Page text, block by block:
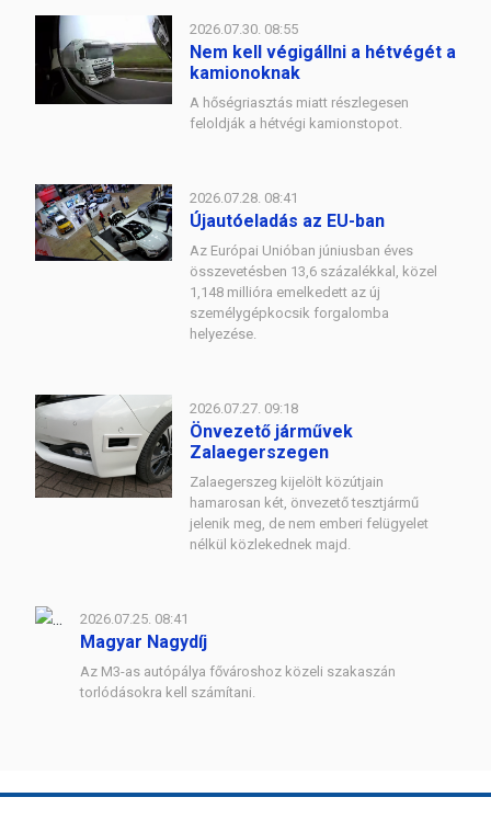
2026.07.30. 08:55
Nem kell végigállni a hétvégét a
kamionoknak
A hőségriasztás miatt részlegesen
feloldják a hétvégi kamionstopot.
2026.07.28. 08:41
Újautóeladás az EU-ban
Az Európai Unióban júniusban éves
összevetésben 13,6 százalékkal, közel
1,148 millióra emelkedett az új
személygépkocsik forgalomba
helyezése.
2026.07.27. 09:18
Önvezető járművek
Zalaegerszegen
Zalaegerszeg kijelölt közútjain
hamarosan két, önvezető tesztjármű
jelenik meg, de nem emberi felügyelet
nélkül közlekednek majd.
2026.07.25. 08:41
Magyar Nagydíj
Az M3-as autópálya fővároshoz közeli szakaszán
torlódásokra kell számítani.